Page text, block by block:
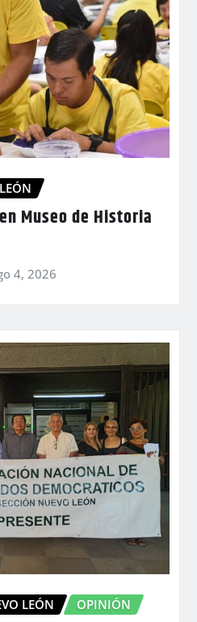
Museo de Historia
4, 2026
LEÓN OPINIÓN